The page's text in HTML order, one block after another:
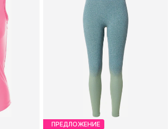
ПРЕДЛОЖЕНИЕ